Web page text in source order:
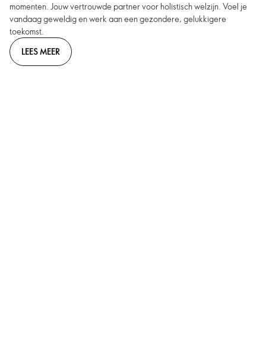
momenten. Jouw vertrouwde partner voor holistisch welzijn. Voel je
vandaag geweldig en werk aan een gezondere, gelukkigere
toekomst.
LEES MEER